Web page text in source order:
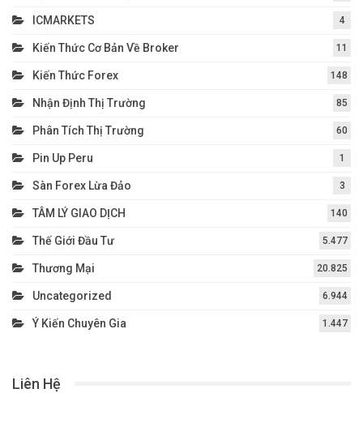
ICMARKETS 4
Kiến Thức Cơ Bản Về Broker 11
Kiến Thức Forex 148
Nhận Định Thị Trường 85
Phân Tích Thị Trường 60
Pin Up Peru 1
Sàn Forex Lừa Đảo 3
TÂM LÝ GIAO DỊCH 140
Thế Giới Đầu Tư 5.477
Thương Mại 20.825
Uncategorized 6.944
Ý Kiến Chuyên Gia 1.447
Liên Hệ